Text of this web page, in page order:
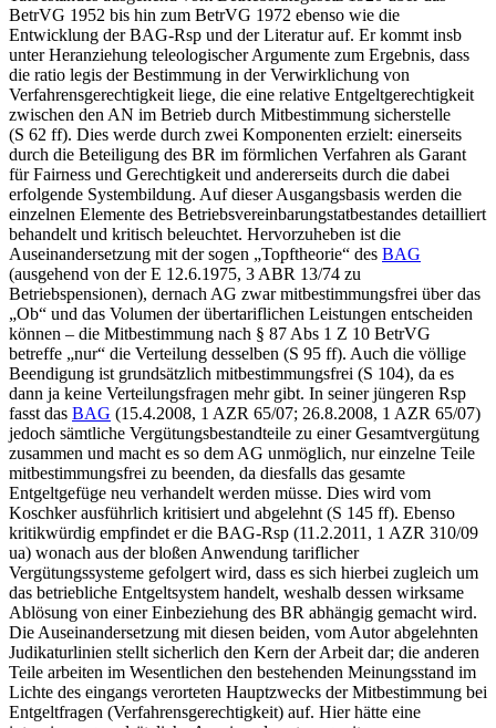
BetrVG 1952 bis hin zum BetrVG 1972 ebenso wie die
Entwicklung der BAG-Rsp und der Literatur auf. Er kommt insb
unter Heranziehung teleologischer Argumente zum Ergebnis, dass
die ratio legis der Bestimmung in der Verwirklichung von
Verfahrensgerechtigkeit liege, die eine relative Entgeltgerechtigkeit
zwischen den AN im Betrieb durch Mitbestimmung sicherstelle
(S 62 ff). Dies werde durch zwei Komponenten erzielt: einerseits
durch die Beteiligung des BR im förmlichen Verfahren als Garant
für Fairness und Gerechtigkeit und andererseits durch die dabei
erfolgende Systembildung. Auf dieser Ausgangsbasis werden die
einzelnen Elemente des Betriebsvereinbarungstatbestandes detailliert
behandelt und kritisch beleuchtet. Hervorzuheben ist die
Auseinandersetzung mit der sogen „Topftheorie“ des BAG
(ausgehend von der E 12.6.1975, 3 ABR 13/74 zu
Betriebspensionen), dernach AG zwar mitbestimmungsfrei über das
„Ob“ und das Volumen der übertariflichen Leistungen entscheiden
können – die Mitbestimmung nach § 87 Abs 1 Z 10 BetrVG
betreffe „nur“ die Verteilung desselben (S 95 ff). Auch die völlige
Beendigung ist grundsätzlich mitbestimmungsfrei (S 104), da es
dann ja keine Verteilungsfragen mehr gibt. In seiner jüngeren Rsp
fasst das BAG (15.4.2008, 1 AZR 65/07; 26.8.2008, 1 AZR 65/07)
jedoch sämtliche Vergütungsbestandteile zu einer Gesamtvergütung
zusammen und macht es so dem AG unmöglich, nur einzelne Teile
mitbestimmungsfrei zu beenden, da diesfalls das gesamte
Entgeltgefüge neu verhandelt werden müsse. Dies wird vom
Koschkerausführlich kritisiert und abgelehnt (S 145 ff). Ebenso
kritikwürdig empfindet er die BAG-Rsp (11.2.2011, 1 AZR 310/09
ua) wonach aus der bloßen Anwendung tariflicher
Vergütungssysteme gefolgert wird, dass es sich hierbei zugleich um
das betriebliche Entgeltsystem handelt, weshalb dessen wirksame
Ablösung von einer Einbeziehung des BR abhängig gemacht wird.
Die Auseinandersetzung mit diesen beiden, vom Autor abgelehnten
Judikaturlinien stellt sicherlich den Kern der Arbeit dar; die anderen
Teile arbeiten im Wesentlichen den bestehenden Meinungsstand im
Lichte des eingangs verorteten Hauptzwecks der Mitbestimmung bei
Entgeltfragen (Verfahrensgerechtigkeit) auf. Hier hätte eine